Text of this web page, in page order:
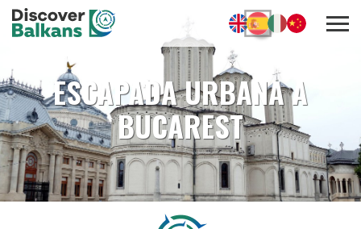
ESCAPADA URBANA A
BUCAREST